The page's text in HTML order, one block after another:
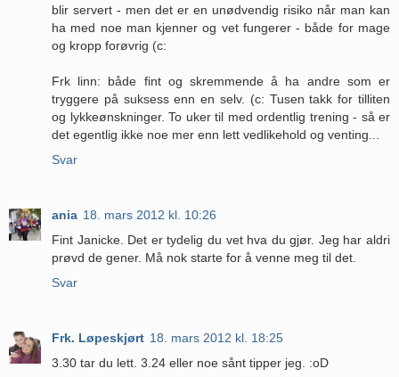
blir servert - men det er en unødvendig risiko når man kan
ha med noe man kjenner og vet fungerer - både for mage
og kropp forøvrig (c:
Frk linn: både fint og skremmende å ha andre som er
tryggere på suksess enn en selv. (c: Tusen takk for tilliten
og lykkeønskninger. To uker til med ordentlig trening - så er
det egentlig ikke noe mer enn lett vedlikehold og venting...
Svar
ania 18. mars 2012 kl. 10:26
Fint Janicke. Det er tydelig du vet hva du gjør. Jeg har aldri
prøvd de gener. Må nok starte for å venne meg til det.
Svar
Frk. Løpeskjørt 18. mars 2012 kl. 18:25
3.30 tar du lett. 3.24 eller noe sånt tipper jeg. :oD